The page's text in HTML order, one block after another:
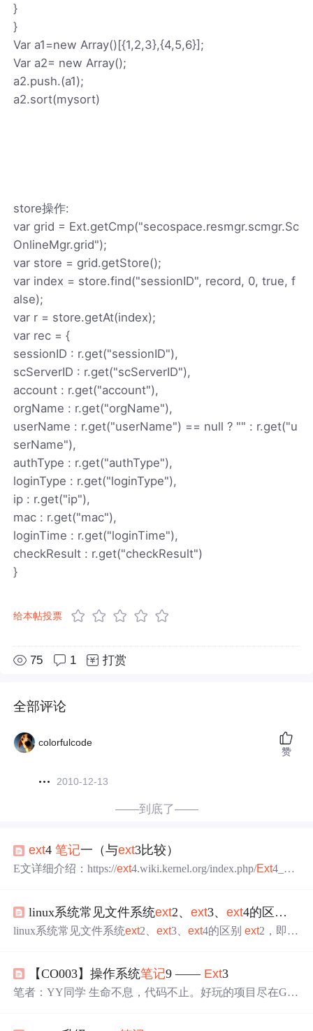
}
}
Var a1=new Array()[{1,2,3},{4,5,6}];
Var a2= new Array();
a2.push.(a1);
a2.sort(mysort)
store操作:
var grid = Ext.getCmp("secospace.resmgr.scmgr.Sc
OnlineMgr.grid");
var store = grid.getStore();
var index = store.find("sessionID", record, 0, true, f
alse);
var r = store.getAt(index);
var rec = {
sessionID : r.get("sessionID"),
scServerID : r.get("scServerID"),
account : r.get("account"),
orgName : r.get("orgName"),
userName : r.get("userName") == null ? "" : r.get("u
serName"),
authType : r.get("authType"),
loginType : r.get("loginType"),
ip : r.get("ip"),
mac : r.get("mac"),
loginTime : r.get("loginTime"),
checkResult : r.get("checkResult")
}
给本帖投票
75 1 打赏
全部评论
colorfulcode
2010-12-13
赞
——到底了——
ext4笔记一（与ext3比较）
E文详细介绍：https://ext4.wiki.kernel.org/index.php/Ext4_Dis
了元块组（metablock group）的概念。所谓元块组就是指
块组描述符可以存储在一个数据块中的一些连续块组。仍
linux系统常见文件系统ext2、ext3、ext4的区别-小白
linux系统常见文件系统ext2、ext3、ext4的区别ext2，即第
加入linux核心支持之中。 esx2对单一文件大小的支持是2T
B，到linux2.6版本时，扩展到32TB。
ext3是第三代扩展文
【CO003】操作系统笔记9 —— Ext3
笔者：YY同学 生命不息，代码不止。好玩的项目尽在Git